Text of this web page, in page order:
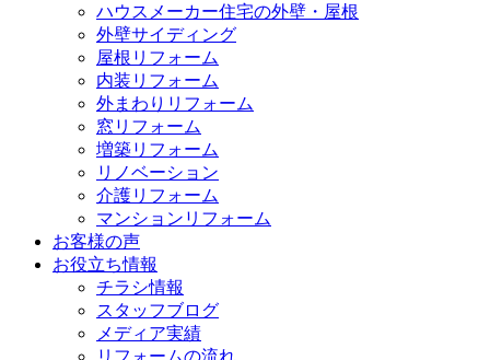
ハウスメーカー住宅の外壁・屋根
外壁サイディング
屋根リフォーム
内装リフォーム
外まわりリフォーム
窓リフォーム
増築リフォーム
リノベーション
介護リフォーム
マンションリフォーム
お客様の声
お役立ち情報
チラシ情報
スタッフブログ
メディア実績